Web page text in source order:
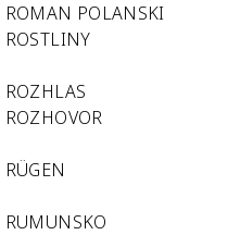
ROMAN POLANSKI
ROSTLINY
ROZHLAS
ROZHOVOR
RÜGEN
RUMUNSKO